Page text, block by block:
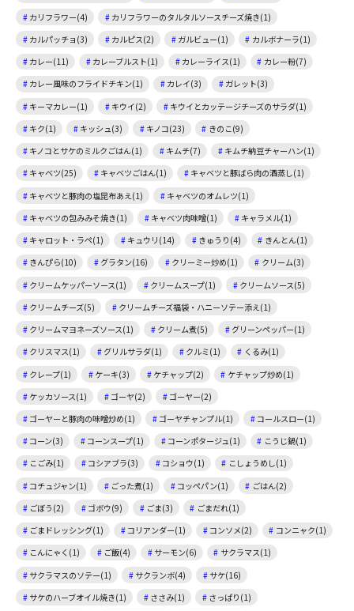
カリフラワー(4)
カリフラワーのタルタルソースチーズ焼き(1)
カルパッチョ(3)
カルピス(2) ガルビュー(1)
カルボナーラ(1)
カレー(11)
カレーブルスト(1) カレーライス(1)
カレー粉(7)
カレー風味のフライドチキン(1)
カレイ(3)
ガレット(3)
キーマカレー(1)
キウイ(2)
キウイとカッテージチーズのサラダ(1)
キク(1)
キッシュ(3) キノコ(23)
きのこ(9)
キノコとサケのミルクごはん(1)
キムチ(7)
キムチ納豆チャーハン(1)
キャベツ(25)
キャベツごはん(1)
キャベツと豚ばら肉の酒蒸し(1)
キャベツと豚肉の塩昆布あえ(1)
キャベツのオムレツ(1)
キャベツの包みみそ焼き(1)
キャベツ肉味噌(1)
キャラメル(1)
キャロット・ラペ(1)
キュウリ(14) きゅうり(4)
きんとん(1)
きんぴら(10)
グラタン(16) クリーミー炒め(1)
クリーム(3)
クリームケッパーソース(1)
クリームスープ(1)
クリームソース(5)
クリームチーズ(5)
クリームチーズ福袋・ハニーソテー添え(1)
クリームマヨネーズソース(1)
クリーム煮(5)
グリーンペッパー(1)
クリスマス(1)
グリルサラダ(1) クルミ(1)
くるみ(1)
クレープ(1)
ケーキ(3) ケチャップ(2)
ケチャップ炒め(1)
ケッカソース(1)
ゴーヤ(2)
ゴーヤー(2)
ゴーヤーと豚肉の味噌炒め(1)
ゴーヤチャンプル(1)
コールスロー(1)
コーン(3)
コーンスープ(1) コーンポタージュ(1)
こうじ鍋(1)
こごみ(1)
コシアブラ(3) コショウ(1)
こしょうめし(1)
コチュジャン(1)
ごった煮(1) コッペパン(1)
ごはん(2)
ごぼう(2)
ゴボウ(9) ごま(3)
ごまだれ(1)
ごまドレッシング(1)
コリアンダー(1) コンソメ(2)
コンニャク(1)
こんにゃく(1)
ご飯(4) サーモン(6)
サクラマス(1)
サクラマスのソテー(1)
サクランボ(4)
サケ(16)
サケのハーブオイル焼き(1)
ささみ(1)
さっぱり(1)